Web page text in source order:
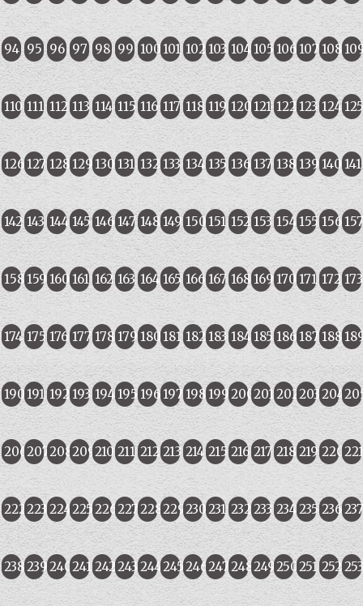
94 95 96 97 98 99 100101 102 103 104 105 106 107 108
110 111 112 113 114 115 116 117 118 119 120121 122 123 124 125
126 127 128 129130 131 132 133 134 135 136 137 138 139 140 141
142 143 144 145 146 147 148 149 150151 152 153 154 155 156 157
158 159 160 161 162 163 164 165 166 167 168 169 170 171 172 173
174 175 176 177 178 179 180181 182 183 184 185 186 187 188
190191 192 193 194 195 196 197 198 199200201 202203204
206207208209210 211 212 213 214 215 216 217 218 219 220221
222223 224225226227228229230231 232 233 234235 236237
238239240241 242243244245246247248249250251 252253